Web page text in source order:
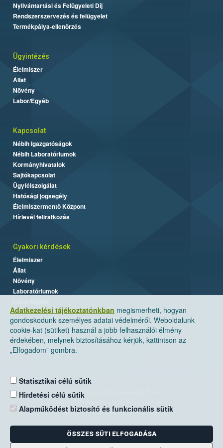
Adatkezelési tájékoztatónkban megismerheti, hogyan
gondoskodunk személyes adatai védelméről. Weboldalunk
cookie-kat (sütiket) használ a jobb felhasználói élmény
érdekében, melynek biztosításához kérjük, kattintson az
„Elfogadom” gombra.
Statisztikai célú sütik
Hirdetési célú sütik
Alapműködést biztosító és funkcionális sütik
ÖSSZES SÜTI ELFOGADÁSA
Nyilvántartási és Felügyeleti Díj
Rendszerszervezés és felügyelet
Termékpálya-ellenőrzés
Ügyintézés
Élelmiszer
Állat
Növény
Labor/Egyéb
Kapcsolat
Nébih Igazgatóságok
Nébih Laboratóriumok
Kormányhivatalok
Sajtókapcsolat
Ügyfélszolgálat
Hatósági jogsegély
Élelmiszermentő Központ
Hírlevél feliratkozás
Gyakori kérdések
Élelmiszer
Állat
Növény
Laboratóriumok
Nemzeti Élelmiszerlánc-biztonsági Hivatal
Levelezési cím: 1525 Budapest. Pf. 30.
E-mail:ugyfelszolgalat@nebih.gov.hu